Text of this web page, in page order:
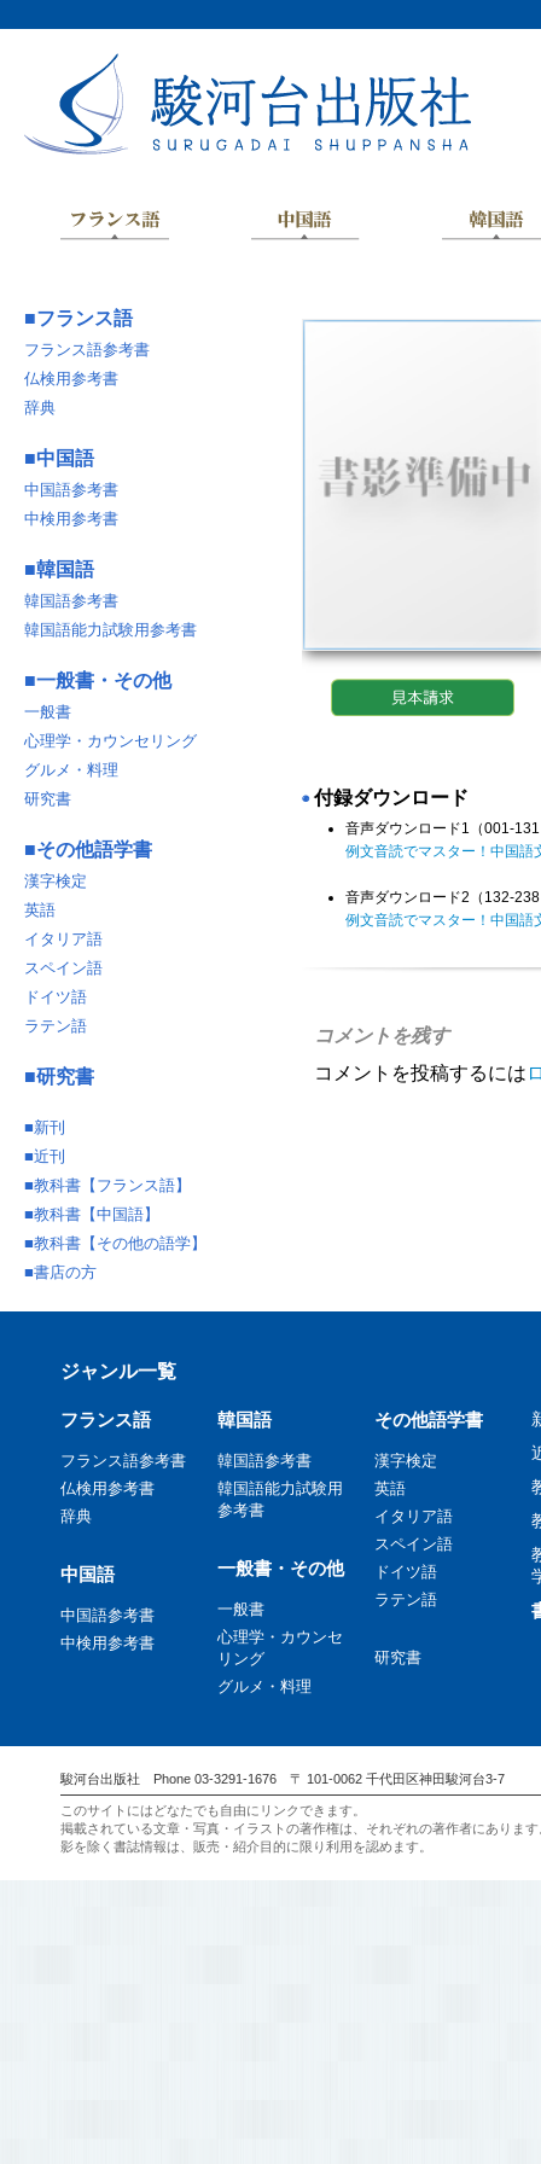
◉ 付録ダウンロード
音声ダウンロード1（001-
例文音読でマスター！中国語
音声ダウンロード2（132-
例文音読でマスター！中国語
コメントを残す
コメントを投稿するには
■フランス語
フランス語参考書
仏検用参考書
辞典
■中国語
中国語参考書
中検用参考書
■韓国語
韓国語参考書
韓国語能力試験用参考書
■一般書・その他
一般書
心理学・カウンセリング
グルメ・料理
研究書
■その他語学書
漢字検定
英語
イタリア語
スペイン語
ドイツ語
ラテン語
■研究書
■新刊
■近刊
■教科書【フランス語】
■教科書【中国語】
■教科書【その他の語学】
■書店の方
ジャンル一覧
フランス語
フランス語参考書
仏検用参考書
辞典
中国語
中国語参考書
中検用参考書
韓国語
韓国語参考書
韓国語能力試験用
参考書
一般書・その他
一般書
心理学・カウンセ
リング
グルメ・料理
その他語学書
漢字検定
英語
イタリア語
スペイン語
ドイツ語
ラテン語
研究書
駿河台出版社 Phone 03-3291-1676 〒 101-0062 千代田区神田駿河台3-7
このサイトにはどなたでも自由にリンクできます。
掲載されている文章・写真・イラストの著作権は、それぞれの著作者にありま
影を除く書誌情報は、販売・紹介目的に限り利用を認めます。